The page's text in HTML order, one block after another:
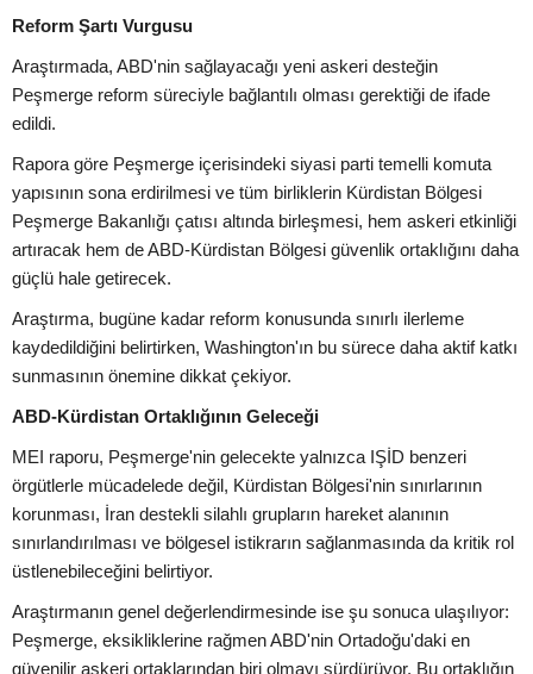
Reform Şartı Vurgusu
Araştırmada, ABD'nin sağlayacağı yeni askeri desteğin
Peşmerge reform süreciyle bağlantılı olması gerektiği de ifade
edildi.
Rapora göre Peşmerge içerisindeki siyasi parti temelli komuta
yapısının sona erdirilmesi ve tüm birliklerin Kürdistan Bölgesi
Peşmerge Bakanlığı çatısı altında birleşmesi, hem askeri etkinliği
artıracak hem de ABD-Kürdistan Bölgesi güvenlik ortaklığını daha
güçlü hale getirecek.
Araştırma, bugüne kadar reform konusunda sınırlı ilerleme
kaydedildiğini belirtirken, Washington'ın bu sürece daha aktif katkı
sunmasının önemine dikkat çekiyor.
ABD-Kürdistan Ortaklığının Geleceği
MEI raporu, Peşmerge'nin gelecekte yalnızca IŞİD benzeri
örgütlerle mücadelede değil, Kürdistan Bölgesi'nin sınırlarının
korunması, İran destekli silahlı grupların hareket alanının
sınırlandırılması ve bölgesel istikrarın sağlanmasında da kritik rol
üstlenebileceğini belirtiyor.
Araştırmanın genel değerlendirmesinde ise şu sonuca ulaşılıyor:
Peşmerge, eksikliklerine rağmen ABD'nin Ortadoğu'daki en
güvenilir askeri ortaklarından biri olmayı sürdürüyor. Bu ortaklığın